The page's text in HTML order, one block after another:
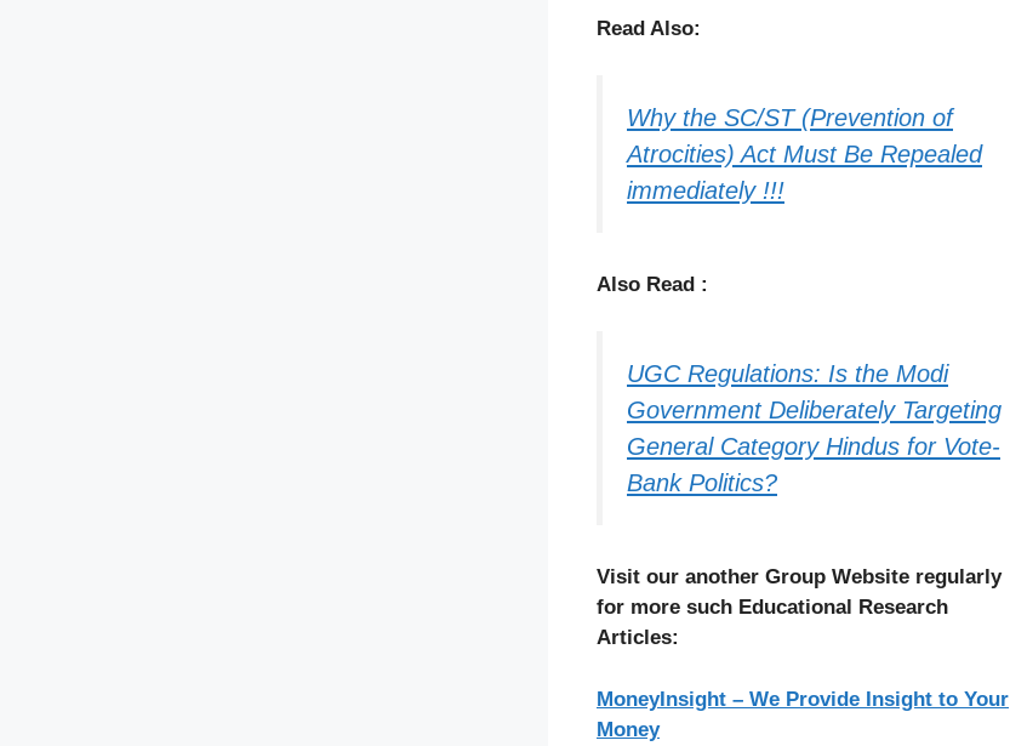
Read Also:
Why the SC/ST (Prevention of
Atrocities) Act Must Be Repealed
immediately !!!
Also Read :
UGC Regulations: Is the Modi
Government Deliberately Targeting
General Category Hindus for Vote-
Bank Politics?
Visit our another Group Website regularly
for more such Educational Research
Articles:
MoneyInsight – We Provide Insight to Your
Money